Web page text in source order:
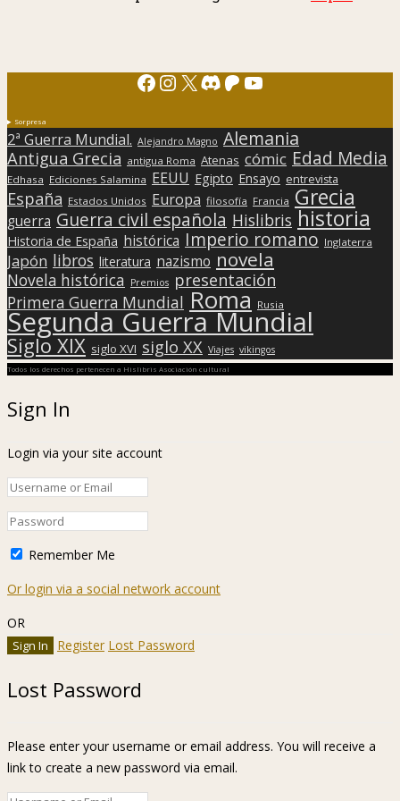
Facebook
Instagram
X Discord
Patreon
YouTube
Sorpresa
2ª Guerra Mundial. Alejandro Magno Alemania
Antigua Grecia antigua Roma Atenas cómic Edad Media
Edhasa Ediciones Salamina EEUU Egipto Ensayo entrevista
España Estados Unidos Europa filosofía Francia Grecia
guerra Guerra civil española Hislibris historia
Historia de España histórica Imperio romano Inglaterra
Japón libros literatura nazismo novela
Novela histórica Premios presentación
Primera Guerra Mundial Roma Rusia
Segunda Guerra Mundial
Siglo XIX siglo XVI siglo XX Viajes vikingos
Todos los derechos pertenecen a Hislibris Asociación cultural
Sign In
Login via your site account
Remember Me
Or login via a social network account
OR
Register Lost Password
Lost Password
Please enter your username or email address. You will receive a
link to create a new password via email.